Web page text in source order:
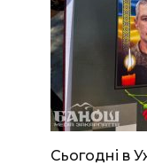
Сьогодні в